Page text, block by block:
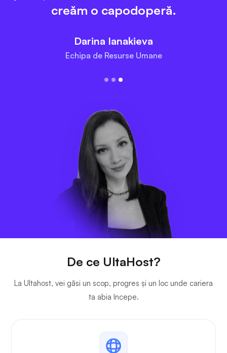
creăm o capodoperă.
Darina Ianakieva
Echipa de Resurse Umane
De ce UltaHost?
La Ultahost, vei găsi un scop, progres și un loc unde cariera
ta abia începe.